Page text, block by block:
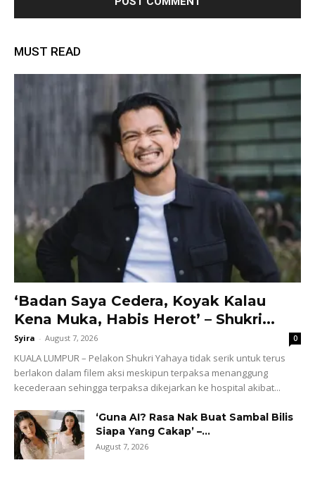
MUST READ
‘Badan Saya Cedera, Koyak Kalau
Kena Muka, Habis Herot’ – Shukri...
Syira - August 7, 2026 0
KUALA LUMPUR – Pelakon Shukri Yahaya tidak serik untuk terus
berlakon dalam filem aksi meskipun terpaksa menanggung
kecederaan sehingga terpaksa dikejarkan ke hospital akibat...
‘Guna AI? Rasa Nak Buat Sambal Bilis
Siapa Yang Cakap’ –...
August 7, 2026